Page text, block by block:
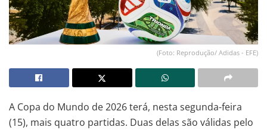
(Foto: Reprodução/ Adidas - EFE)
A Copa do Mundo de 2026 terá, nesta segunda-feira
(15), mais quatro partidas. Duas delas são válidas pelo